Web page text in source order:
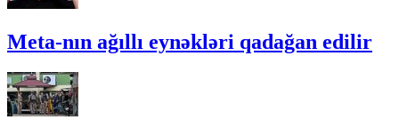
Meta-nın ağıllı eynəkləri qadağan edilir